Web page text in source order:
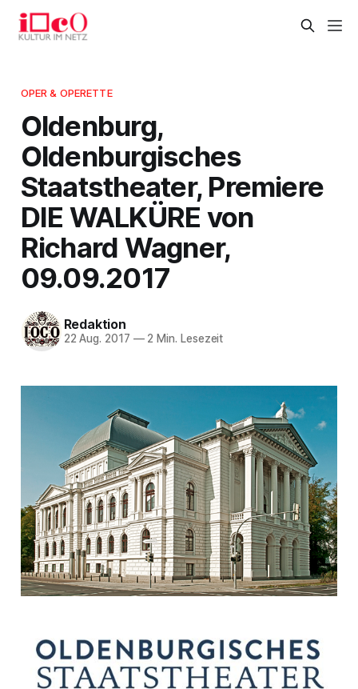
OPER & OPERETTE
Oldenburg,
Oldenburgisches
Staatstheater, Premiere
DIE WALKÜRE von
Richard Wagner,
09.09.2017
Redaktion
22 Aug. 2017 —2 Min. Lesezeit